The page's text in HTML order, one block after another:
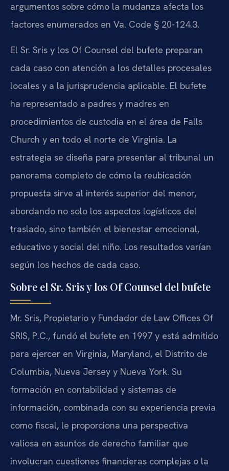
argumentos sobre cómo la mudanza afecta los
factores enumerados en Va. Code § 20-124.3.
El Sr. Sris y los Of Counsel del bufete preparan
cada caso con atención a los detalles procesales
locales y a la jurisprudencia aplicable. El bufete
ha representado a padres y madres en
procedimientos de custodia en el área de Falls
Church y en todo el norte de Virginia. La
estrategia se diseña para presentar al tribunal un
panorama completo de cómo la reubicación
propuesta sirve al interés superior del menor,
abordando no solo los aspectos logísticos del
traslado, sino también el bienestar emocional,
educativo y social del niño. Los resultados varían
según los hechos de cada caso.
Sobre el Sr. Sris y los Of Counsel del bufete
Mr. Sris, Propietario y Fundador de Law Offices Of
SRIS, P.C., fundó el bufete en 1997 y está admitido
para ejercer en Virginia, Maryland, el Distrito de
Columbia, Nueva Jersey y Nueva York. Su
formación en contabilidad y sistemas de
información, combinada con su experiencia previa
como fiscal, le proporciona una perspectiva
valiosa en asuntos de derecho familiar que
involucran cuestiones financieras complejas o la